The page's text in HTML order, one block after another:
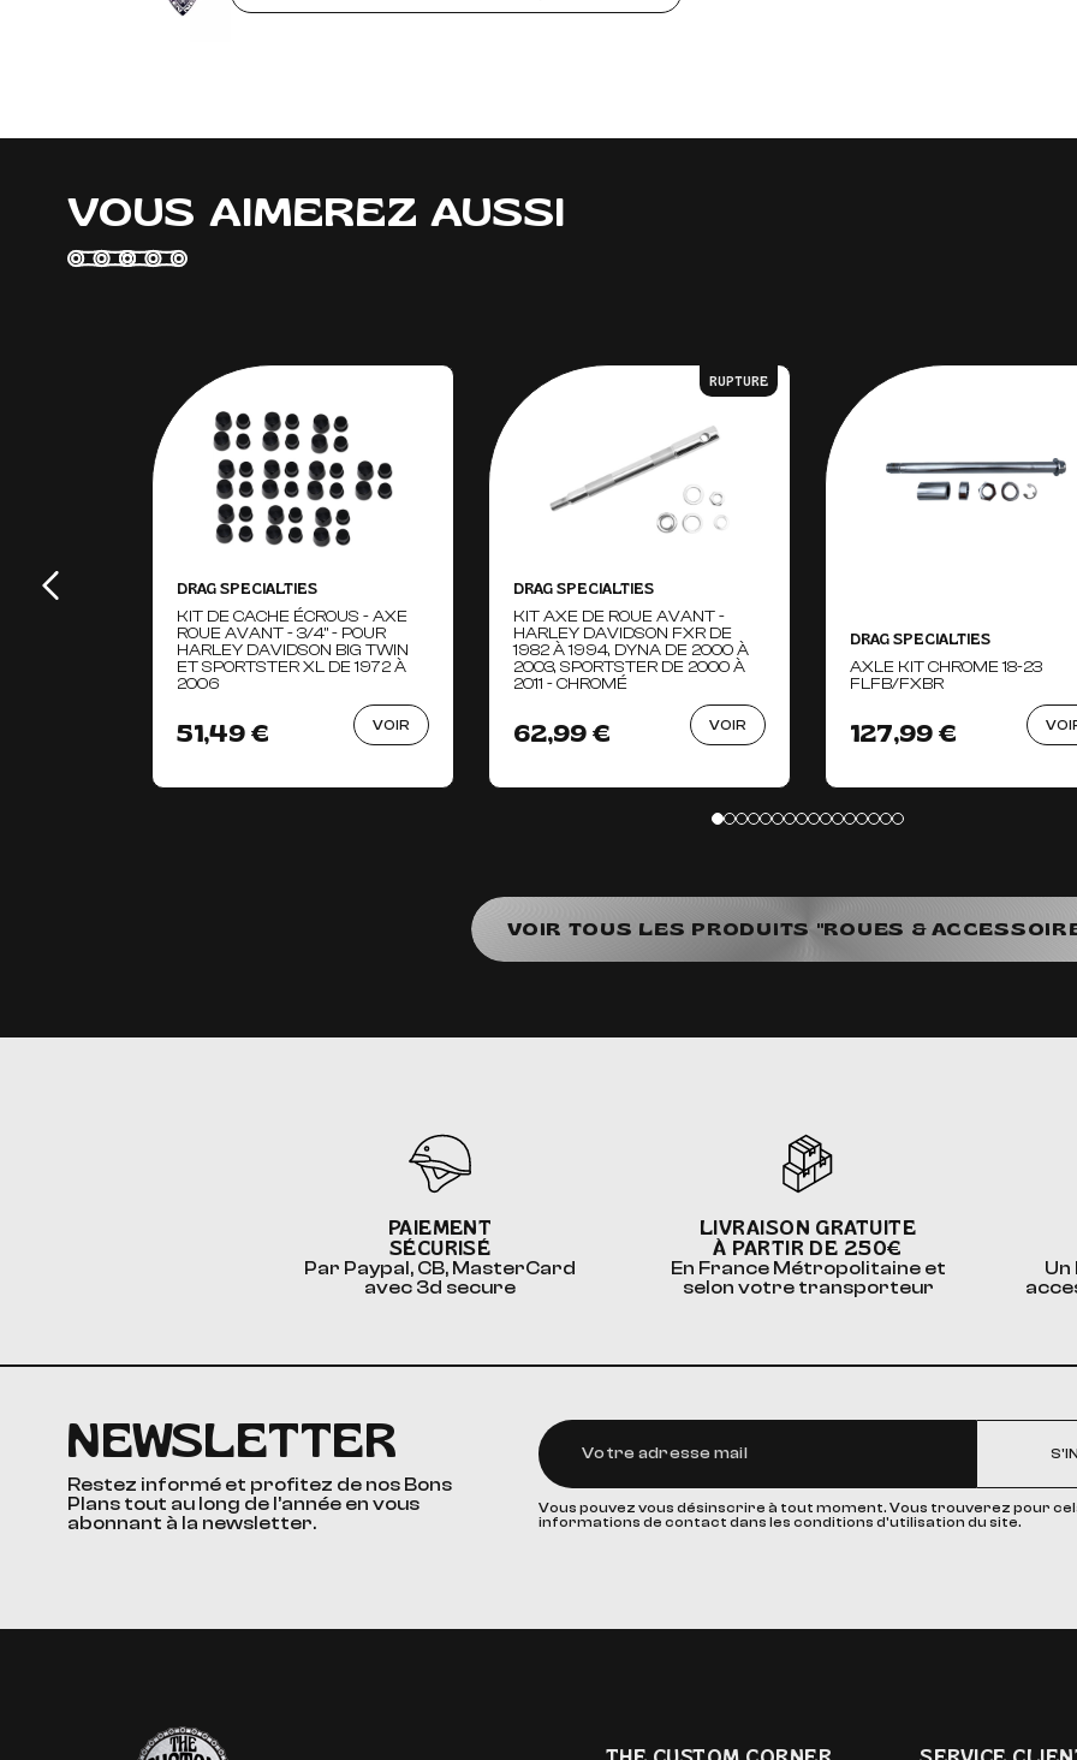
VOUS AIMEREZ AUSSI
DRAG SPECIALTIES
KIT DE CACHE ÉCROUS - AXE
ROUE AVANT - 3/4" - POUR
HARLEY DAVIDSON BIG TWIN
ET SPORTSTER XL DE 1972 À
2006
51,49 € VOIR
RUPTURE
DRAG SPECIALTIES
KIT AXE DE ROUE AVANT -
HARLEY DAVIDSON FXR DE
1982 À 1994, DYNA DE 2000 À
2003, SPORTSTER DE 2000 À
2011 - CHROMÉ
62,99 € VOIR
DRAG SPECIALTIES
AXLE KIT CHROME 18-23
FLFB/FXBR
127,99 €
VOIR TOUS LES PRODUITS "ROUES &
PAIEMENT
SÉCURISÉ
Par Paypal, CB, MasterCard
avec 3d secure
LIVRAISON GRATUITE
À PARTIR DE 250€
En France Métropolitaine et
selon votre transporteur
NEWSLETTER
Restez informé et profitez de nos Bons
Plans tout au long de l’année en vous
abonnant à la newsletter.
Vous pouvez vous désinscrire à tout moment. Vous trouverez pour
informations de contact dans les conditions d'utilisation du site.
The Custom Corner